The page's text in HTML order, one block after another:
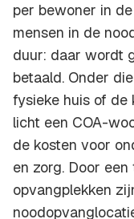
per bewoner in
mensen in de
duur: daar wordt
betaald. Onder
fysieke huis of de
licht een COA-
de kosten voor
en zorg. Door
opvangplekken